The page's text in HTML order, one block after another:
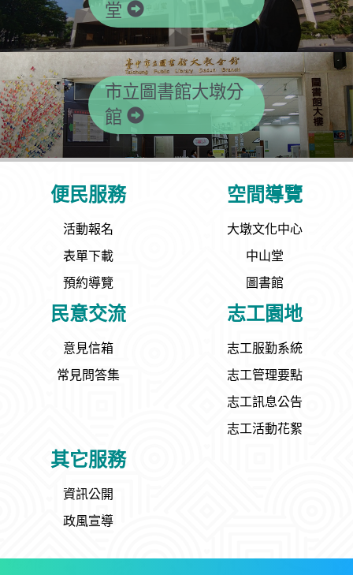
堂
市立圖書館大墩分
館
便民服務
活動報名
表單下載
預約導覽
空間導覽
大墩文化中心
中山堂
圖書館
民意交流
意見信箱
常見問答集
志工園地
志工服勤系統
志工管理要點
志工訊息公告
志工活動花絮
其它服務
資訊公開
政風宣導